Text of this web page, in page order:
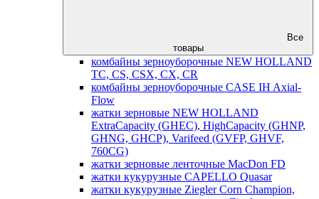
Все
товары
комбайны зерноуборочные NEW HOLLAND
TC, CS, CSX, CX, CR
комбайны зерноуборочные CASE IH Axial-
Flow
жатки зерновые NEW HOLLAND
ExtraCapacity (GHEC), HighCapacity (GHNP,
GHNG, GHCP), Varifeed (GVFP, GHVF,
760CG)
жатки зерновые ленточные MacDon FD
жатки кукурузные CAPELLO Quasar
жатки кукурузные Ziegler Corn Champion,